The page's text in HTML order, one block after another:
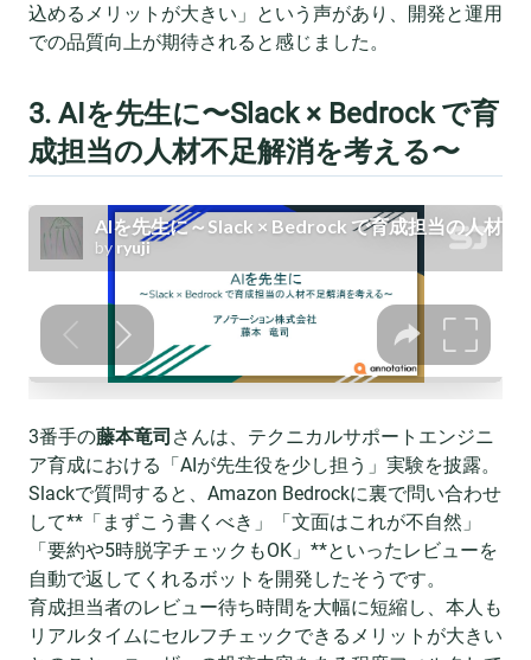
込めるメリットが大きい」という声があり、開発と運用
での品質向上が期待されると感じました。
3. AIを先生に〜Slack × Bedrock で育
成担当の人材不足解消を考える〜
3番手の藤本竜司 さんは、テクニカルサポートエンジニ
ア育成における「AIが先生役を少し担う」実験を披露。
Slackで質問すると、Amazon Bedrockに裏で問い合わせ
して**「まずこう書くべき」「文面はこれが不自然」
「要約や5時脱字チェックもOK」**といったレビューを
自動で返してくれるボットを開発したそうです。
育成担当者のレビュー待ち時間を大幅に短縮し、本人も
リアルタイムにセルフチェックできるメリットが大きい